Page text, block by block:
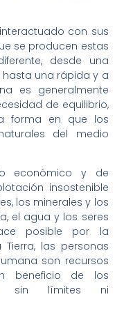
con sus
se producen estas
desde una
una rápida y a
es generalmente
de equilibrio,
forma en que los
del medio
económico y de
insostenible
los minerales y los
el agua y los seres
posible por la
las personas
son recursos
beneficio de los
sin límites ni